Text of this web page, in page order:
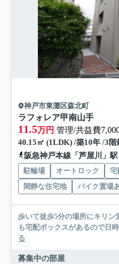
神戸市東灘区森北町
ラフォレア甲南山手
11.5万円 管理/共益費
40.15㎡ (1LDK) /築10年 /3階
阪急神戸本線「芦屋川」
駐輪場 オートロック 宅
閑静な住宅地
バイク置場
歩いて徒歩5分の場所にキリ
も宅配ボックスがあるので日
る
募集中の部屋